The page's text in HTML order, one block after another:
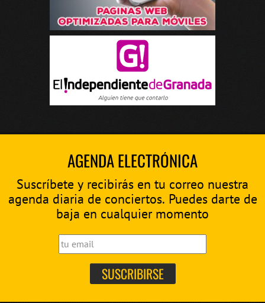
AGENDA ELECTRÓNICA
Suscríbete y recibirás en tu correo nuestra
agenda diaria de conciertos. Puedes darte de
baja en cualquier momento